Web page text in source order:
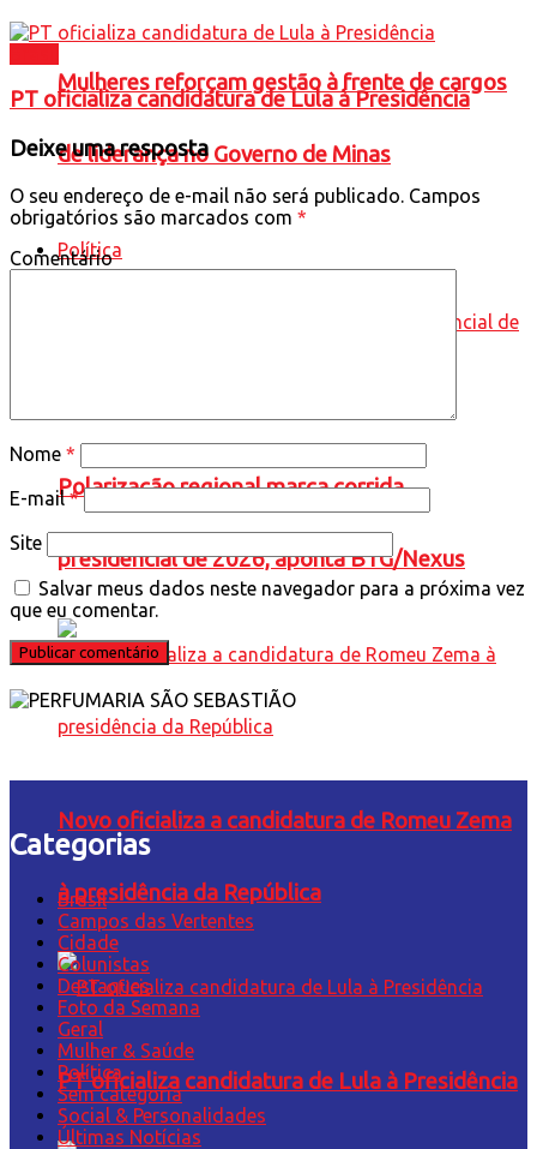
Mulheres reforçam gestão à frente de cargos
de liderança no Governo de Minas
Política
Polarização regional marca corrida
presidencial de 2026, aponta BTG/Nexus
Novo oficializa a candidatura de Romeu Zema
à presidência da República
PT oficializa candidatura de Lula à Presidência
PT oficializa candidatura de Lula à Presidência
Deixe uma resposta
O seu endereço de e-mail não será publicado. Campos
obrigatórios são marcados com *
Comentário
Nome *
E-mail*
Site
Salvar meus dados neste navegador para a próxima vez
que eu comentar.
Categorias
Brasil
Campos das Vertentes
Cidade
Colunistas
Destaques
Foto da Semana
Geral
Mulher & Saúde
Política
Sem categoria
Social & Personalidades
Últimas Notícias